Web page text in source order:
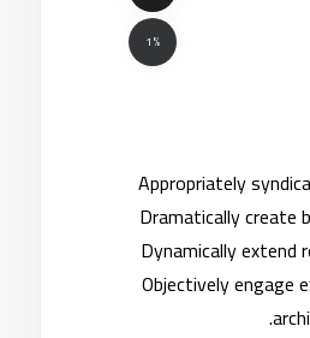
1%
Appropriately
Dramatically create
Dynamically
Objectively engage